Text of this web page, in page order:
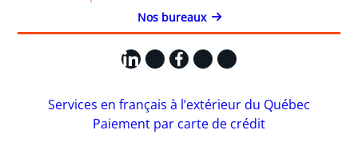
Nos bureaux
LinkedIn
X Facebook
Instagram
YouTube
Services en français à l’extérieur du Québec
Paiement par carte de crédit